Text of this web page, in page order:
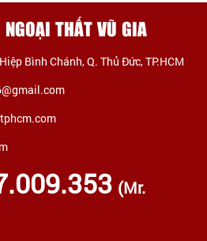
NGOẠI THẤT VŨ GIA
Bình Chánh, Q. Thủ Đức, TP.HCM
(Mr.